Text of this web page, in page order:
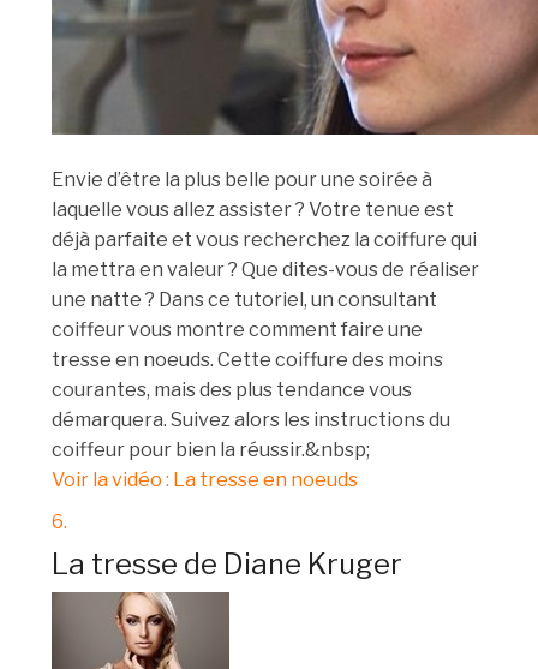
Envie d’être la plus belle pour une soirée à
laquelle vous allez assister ? Votre tenue est
déjà parfaite et vous recherchez la coiffure qui
la mettra en valeur ? Que dites-vous de réaliser
une natte ? Dans ce tutoriel, un consultant
coiffeur vous montre comment faire une
tresse en noeuds. Cette coiffure des moins
courantes, mais des plus tendance vous
démarquera. Suivez alors les instructions du
coiffeur pour bien la réussir.&nbsp;
Voir la vidéo : La tresse en noeuds
6.
La tresse de Diane Kruger